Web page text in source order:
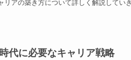
リアの築き方について詳しく解説してい
代に必要なキャリア戦略